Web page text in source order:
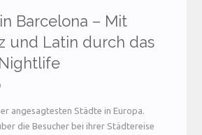
Barcelona – Mit
und Latin durch das
angesagtesten Städte in Europa.
die Besucher bei ihrer Städtereise